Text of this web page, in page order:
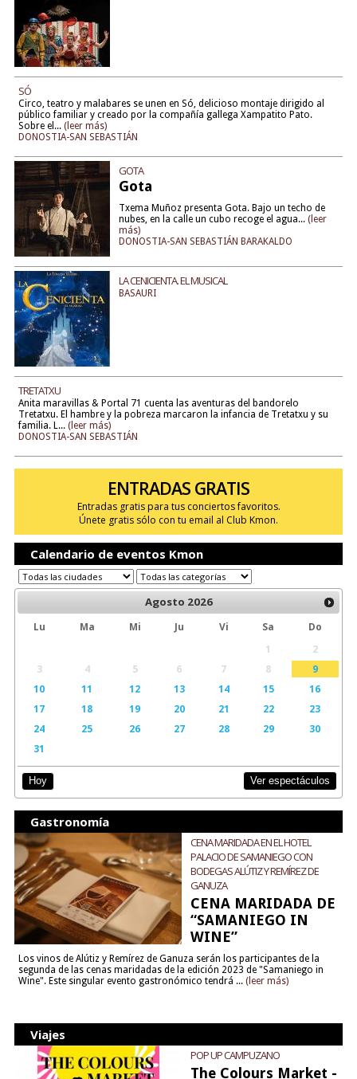
SÓ
Circo, teatro y malabares se unen en Só, delicioso montaje dirigido al
público familiar y creado por la compañía gallega Xampatito Pato.
Sobre el... (leer más)
DONOSTIA-SAN SEBASTIÁN
GOTA
Gota
Txema Muñoz presenta Gota. Bajo un techo de
nubes, en la calle un cubo recoge el agua... (leer
más)
DONOSTIA-SAN SEBASTIÁN BARAKALDO
LA CENICIENTA. EL MUSICAL
BASAURI
TRETATXU
Anita maravillas & Portal 71 cuenta las aventuras del bandorelo
Tretatxu. El hambre y la pobreza marcaron la infancia de Tretatxu y su
familia. L... (leer más)
DONOSTIA-SAN SEBASTIÁN
ENTRADAS GRATIS
Entradas gratis para tus conciertos favoritos.
Únete gratis sólo con tu email al Club Kmon.
Calendario de eventos Kmon
Agosto 2026
Lu Ma Mi Ju Vi Sa
Do
1
2
3
4 5 6 7 8
9
10
11 12 13 14 15
16
17
18 19 20 21 22
23
24
25 26 27 28 29
30
31
Hoy Ver espectáculos
Gastronomía
CENA MARIDADA EN EL HOTEL
PALACIO DE SAMANIEGO CON
BODEGAS ALÚTIZ Y REMÍREZ DE
GANUZA
CENA MARIDADA DE
“SAMANIEGO IN
WINE”
Los vinos de Alútiz y Remírez de Ganuza serán los participantes de la
segunda de las cenas maridadas de la edición 2023 de "Samaniego in
Wine". Este singular evento gastronómico tendrá ... (leer más)
Viajes
POP UP CAMPUZANO
The Colours Market -